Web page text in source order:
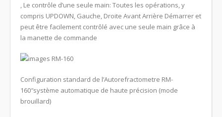
, Le contrôle d’une seule main: Toutes les opérations, y
compris UPDOWN, Gauche, Droite Avant Arrière Démarrer et
peut être facilement contrôlé avec une seule main grâce à
la manette de commande
Configuration standard de l’Autorefractometre RM-
160″système automatique de haute précision (mode
brouillard)